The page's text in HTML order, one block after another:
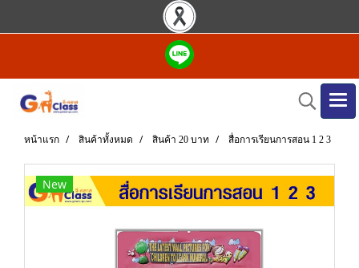
หน้าแรก สินค้าทั้งหมด สินค้า 20 บาท สื่อการเรียนการสอน 1 2 3
New